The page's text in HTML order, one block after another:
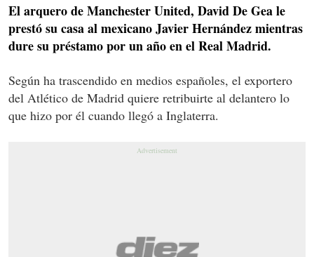
El arquero de Manchester United, David De Gea le
prestó su casa al mexicano Javier Hernández mientras
dure su préstamo por un año en el Real Madrid.
Según ha trascendido en medios españoles, el exportero
del Atlético de Madrid quiere retribuirte al delantero lo
que hizo por él cuando llegó a Inglaterra.